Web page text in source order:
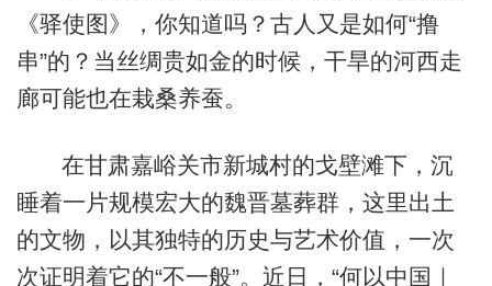
《驿使图》，你知道吗？古人又是如何“撸
串”的？当丝绸贵如金的时候，干旱的河西走
廊可能也在栽桑养蚕。
在甘肃嘉峪关市新城村的戈壁滩下，沉
睡着一片规模宏大的魏晋墓葬群，这里出土
的文物，以其独特的历史与艺术价值，一次
次证明着它的“不一般”。近日，“何以中国｜